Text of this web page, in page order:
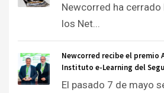
Newcorred ha
los Net...
Newcorred recibe el premio
Instituto e-Learning del
El pasado 7 de mayo